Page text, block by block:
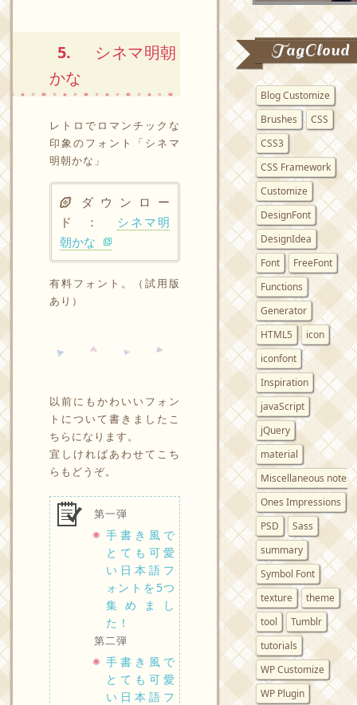
5.
シネマ明朝
かな
レトロでロマンチックな
印象のフォント「シネマ
明朝かな」
ダウンロー
ド ：
シネマ明
朝かな
有料フォント。（試用版
あり）
以前にもかわいいフォン
トについて書きましたこ
ちらになります。
宜しければあわせてこち
らもどうぞ。
第一弾
手書き風で
とても可愛
い日本語フ
ォントを5つ
集めまし
た！
第二弾
手書き風で
とても可愛
い日本語フ
TagCloud
Blog Customize
Brushes
CSS
CSS3
CSS Framework
Customize
DesignFont
DesignIdea
Font
FreeFont
Functions
Generator
HTML5
icon
iconfont
Inspiration
javaScript
jQuery
material
Miscellaneous notes
Ones Impressions
PSD
Sass
summary
Symbol Font
texture
theme
tool
Tumblr
tutorials
WP Customize
WP Plugin